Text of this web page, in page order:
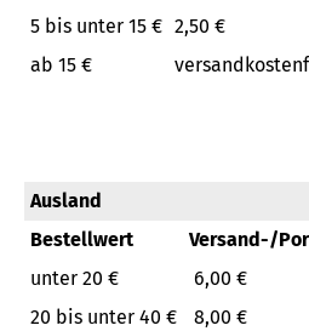
5 bis unter 15 € 2,50 €
ab 15 €
Ausland
Bestellwert
Versand-/
unter 20 €
6,00 €
20 bis unter 40 €
8,00 €